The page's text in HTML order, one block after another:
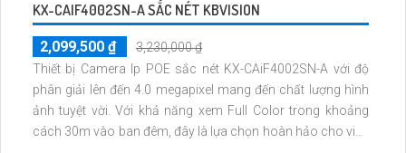
KX-CAIF4002SN-A SẮC NÉT KBVISION
2,099,500 ₫
3,230,000 ₫
Thiết bị Camera Ip POE sắc nét KX-CAiF4002SN-A với độ
phân giải lên đến 4.0 megapixel mang đến chất lượng hình
ảnh tuyệt vời. Với khả năng xem Full Color trong khoảng
cách 30m vào ban đêm, đây là lựa chọn hoàn hảo cho việc